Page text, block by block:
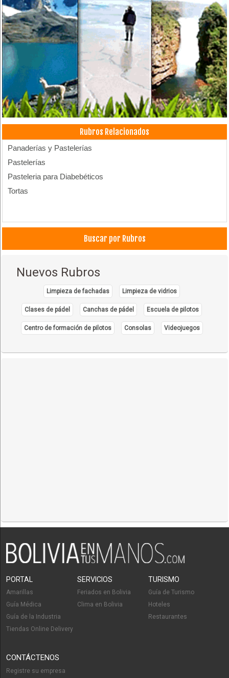
Rubros Relacionados
Panaderías y Pastelerías
Pastelerías
Pasteleria para Diabebéticos
Tortas
Buscar por Rubros
Nuevos Rubros
Limpieza de fachadas Limpieza de vidrios
Clases de pádel Canchas de pádel Escuela de pilotos
Centro de formación de pilotos Consolas Videojuegos
PORTAL
Amarillas
Guía Médica
Guía de la Industria
Tiendas Online Delivery
SERVICIOS
Feriados en Bolivia
Clima en Bolivia
TURISMO
Guía de Turismo
Hoteles
Restaurantes
CONTÁCTENOS
Registre su empresa